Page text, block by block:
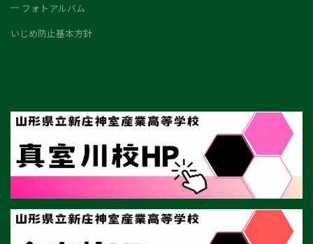
フォトアルバム
いじめ防止基本方針